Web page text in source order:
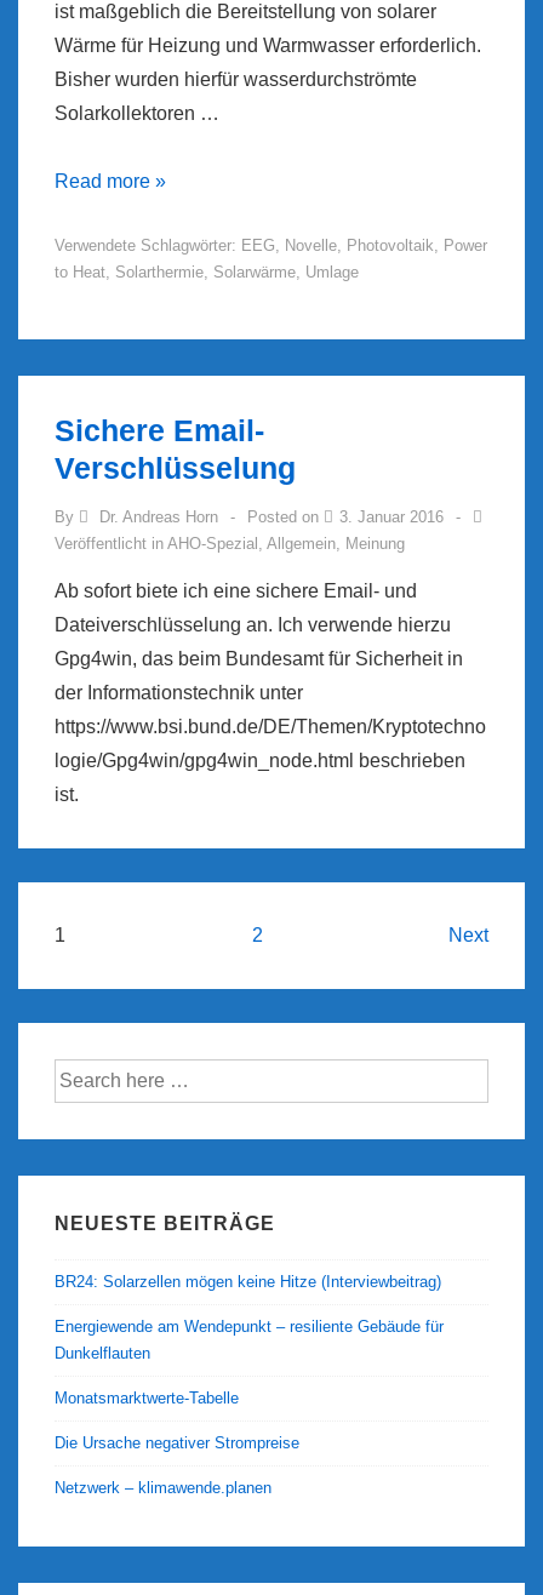
ist maßgeblich die Bereitstellung von solarer
Wärme für Heizung und Warmwasser erforderlich.
Bisher wurden hierfür wasserdurchströmte
Solarkollektoren …
EEG-
2016:
Diskriminierung
Heat
Read more »
Verwendete Schlagwörter: EEG, Novelle, Photovoltaik, Power
to Heat, Solarthermie, Solarwärme, Umlage
Sichere Email-
Verschlüsselung
By Dr. Andreas Horn Posted on
3. Januar 2016
Veröffentlicht in AHO-Spezial , Allgemein, Meinung
Ab sofort biete ich eine sichere Email- und
Dateiverschlüsselung an. Ich verwende hierzu
Gpg4win, das beim Bundesamt für Sicherheit in
der Informationstechnik unter
https://www.bsi.bund.de/DE/Themen/Kryptotechno
logie/Gpg4win/gpg4win_node.html beschrieben
ist.
Beitragsnavigation
1 2 Next
Suche
nach:
NEUESTE BEITRÄGE
BR24: Solarzellen mögen keine Hitze (Interviewbeitrag)
Energiewende am Wendepunkt – resiliente Gebäude für
Dunkelflauten
Monatsmarktwerte-Tabelle
Die Ursache negativer Strompreise
Netzwerk – klimawende.planen